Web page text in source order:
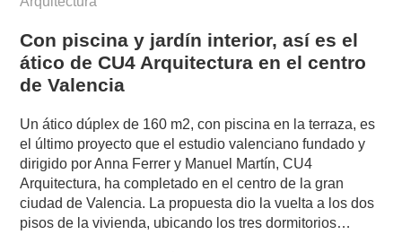
Con piscina y jardín interior, así es el
ático de CU4 Arquitectura en el centro
de Valencia
Un ático dúplex de 160 m2, con piscina en la terraza, es
el último proyecto que el estudio valenciano fundado y
dirigido por Anna Ferrer y Manuel Martín, CU4
Arquitectura, ha completado en el centro de la gran
ciudad de Valencia. La propuesta dio la vuelta a los dos
pisos de la vivienda, ubicando los tres dormitorios…